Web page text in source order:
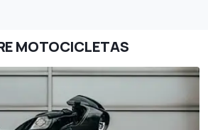
MOTOCICLETAS